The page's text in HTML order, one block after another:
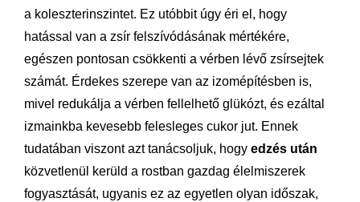
a koleszterinszintet. Ez utóbbit úgy éri el, hogy
hatással van a zsír felszívódásának mértékére,
egészen pontosan csökkenti a vérben lévő zsírsejtek
számát. Érdekes szerepe van az izomépítésben is,
mivel redukálja a vérben fellelhető glükózt, és ezáltal
izmainkba kevesebb felesleges cukor jut. Ennek
tudatában viszont azt tanácsoljuk, hogy edzés után
közvetlenül kerüld a rostban gazdag élelmiszerek
fogyasztását, ugyanis ez az egyetlen olyan időszak,